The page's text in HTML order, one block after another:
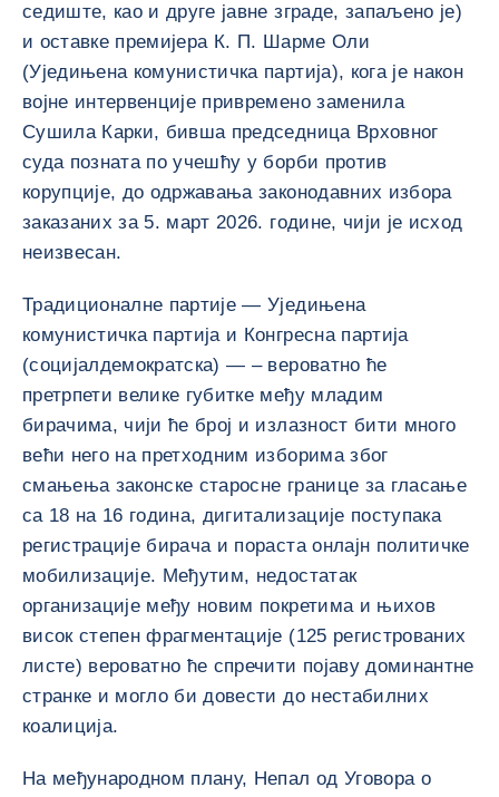
седиште, као и друге јавне зграде, запаљено је)
и оставке премијера К. П. Шарме Оли
(Уједињена комунистичка партија), кога је након
војне интервенције привремено заменила
Сушила Карки, бивша председница Врховног
суда позната по учешћу у борби против
корупције, до одржавања законодавних избора
заказаних за 5. март 2026. године, чији је исход
неизвесан.
Традиционалне партије — Уједињена
комунистичка партија и Конгресна партија
(социјалдемократска) — – вероватно ће
претрпети велике губитке међу младим
бирачима, чији ће број и излазност бити много
већи него на претходним изборима због
смањења законске старосне границе за гласање
са 18 на 16 година, дигитализације поступака
регистрације бирача и пораста онлајн политичке
мобилизације. Међутим, недостатак
организације међу новим покретима и њихов
висок степен фрагментације (125 регистрованих
листе) вероватно ће спречити појаву доминантне
странке и могло би довести до нестабилних
коалиција.
На међународном плану, Непал од Уговора о